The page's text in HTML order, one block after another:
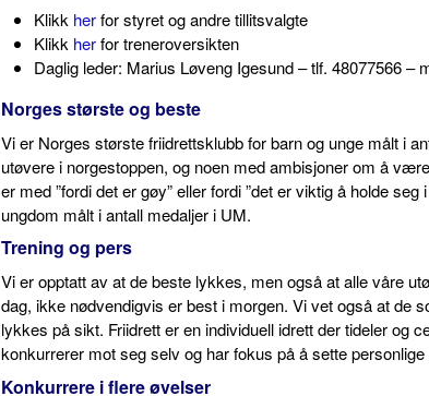
Klikk herfor styret og andre tillitsvalgte
Klikk herfor treneroversikten
Daglig leder: Marius Løveng Igesund – tlf. 48077566 –
Norges største og beste
Vi er Norges største friidrettsklubb for barn og unge målt i
utøvere i norgestoppen, og noen med ambisjoner om å
er med ”fordi det er gøy” eller fordi ”det er viktig å holde
ungdom målt i antall medaljer i UM.
Trening og pers
Vi er opptatt av at de beste lykkes, men også at alle våre
dag, ikke nødvendigvis er best i morgen. Vi vet også at de
lykkes på sikt. Friidrett er en individuell idrett der tideler og
konkurrerer mot seg selv og har fokus på å sette
Konkurrere i flere øvelser